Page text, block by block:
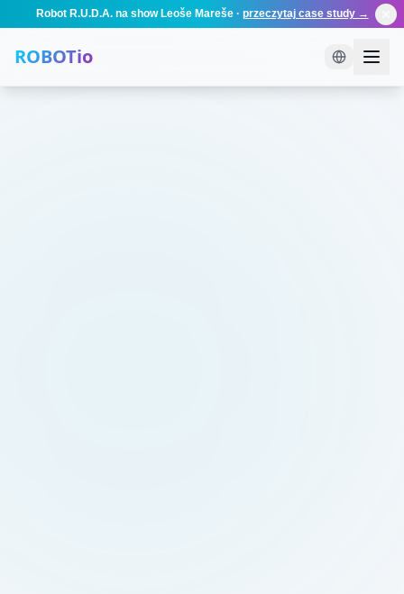
Robot R.U.D.A. na show Leoše Mareše· przeczytaj case study →
ROBOTio